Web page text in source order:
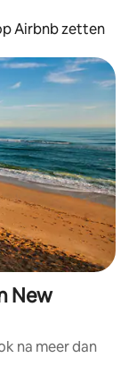
Airbnb zetten
New
na meer dan